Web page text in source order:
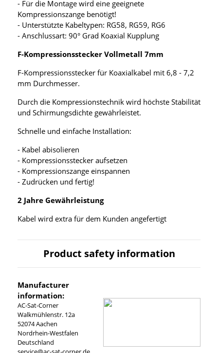
- Für die Montage wird eine geeignete
Kompressionszange benötigt!
- Unterstützte Kabeltypen: RG58, RG59, RG6
- Anschlussart: 90° Grad Koaxial Kupplung
F-Kompressionsstecker Vollmetall 7mm
F-Kompressionsstecker für Koaxialkabel mit 6,8 - 7,2
mm Durchmesser.
Durch die Kompressionstechnik wird höchste Stabilität
und Schirmungsdichte gewährleistet.
Schnelle und einfache Installation:
- Kabel abisolieren
- Kompressionsstecker aufsetzen
- Kompressionszange einspannen
- Zudrücken und fertig!
2 Jahre Gewährleistung
Kabel wird extra für dem Kunden angefertigt
Product safety information
Manufacturer
information:
AC-Sat-Corner
Walkmühlenstr. 12a
52074 Aachen
Nordrhein-Westfalen
Deutschland